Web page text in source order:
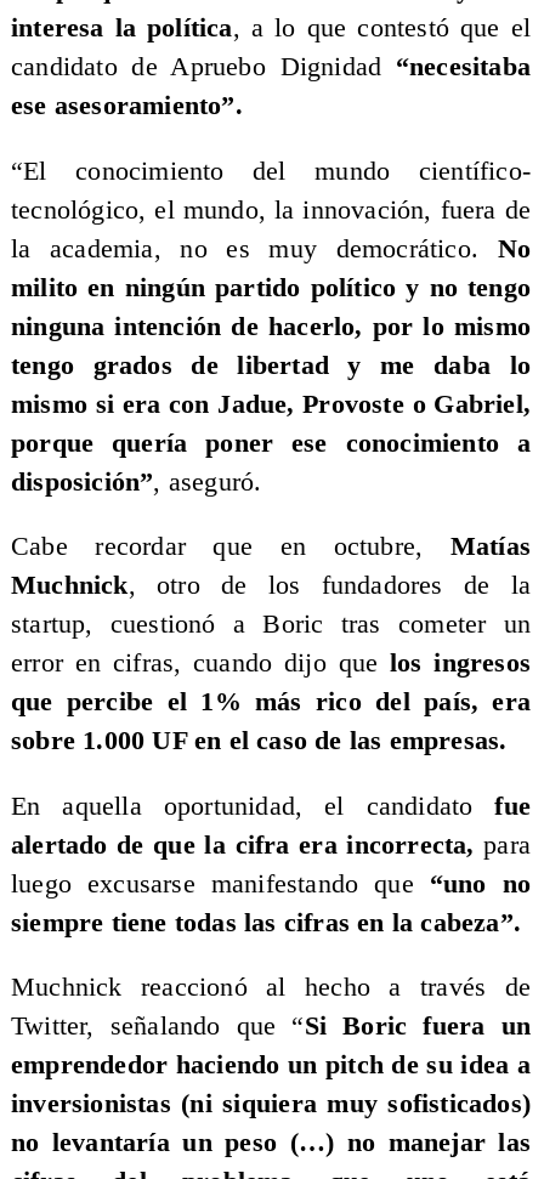
interesa la política, a lo que contestó que el
candidato de Apruebo Dignidad “necesitaba
ese asesoramiento”.
“El conocimiento del mundo científico-
tecnológico, el mundo, la innovación, fuera de
la academia, no es muy democrático. No
milito en ningún partido político y no tengo
ninguna intención de hacerlo, por lo mismo
tengo grados de libertad y me daba lo
mismo si era con Jadue, Provoste o Gabriel,
porque quería poner ese conocimiento a
disposición”, aseguró.
Cabe recordar que en octubre, Matías
Muchnick, otro de los fundadores de la
startup, cuestionó a Boric tras cometer un
error en cifras, cuando dijo quelos ingresos
que percibe el 1% más rico del país, era
sobre 1.000 UF en el caso de las empresas.
En aquella oportunidad, el candidatofue
alertado de que la cifra era incorrecta,para
luego excusarse manifestando que “uno no
siempre tiene todas las cifras en la cabeza”.
Muchnick reaccionó al hecho a través de
Twitter, señalando que “Si Boric fuera un
emprendedor haciendo un pitch de su idea a
inversionistas (ni siquiera muy sofisticados)
no levantaría un peso (…) no manejar las